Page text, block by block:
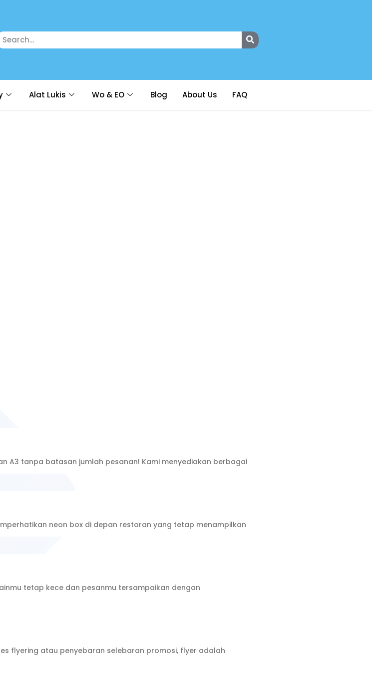
Alat Lukis Wo & EO Blog About Us FAQ
A3 tanpa batasan jumlah pesanan! Kami menyediakan berbagai
neon box di depan restoran yang tetap menampilkan
tetap kece dan pesanmu tersampaikan dengan
flyering atau penyebaran selebaran promosi, flyer adalah